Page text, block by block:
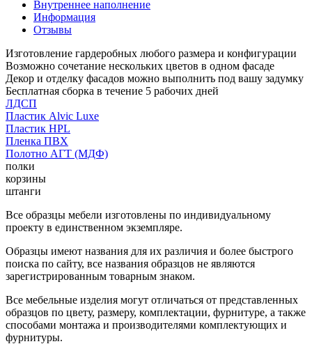
Внутреннее наполнение
Информация
Отзывы
Изготовление гардеробных любого размера и конфигурации
Возможно сочетание нескольких цветов в одном фасаде
Декор и отделку фасадов можно выполнить под вашу задумку
Бесплатная сборка в течение 5 рабочих дней
ЛДСП
Пластик Alvic Luxe
Пластик HPL
Пленка ПВХ
Полотно АГТ (МДФ)
полки
корзины
штанги
Все образцы мебели изготовлены по индивидуальному
проекту в единственном экземпляре.
Образцы имеют названия для их различия и более быстрого
поиска по сайту, все названия образцов не являются
зарегистрированным товарным знаком.
Все мебельные изделия могут отличаться от представленных
образцов по цвету, размеру, комплектации, фурнитуре, а также
способами монтажа и производителями комплектующих и
фурнитуры.